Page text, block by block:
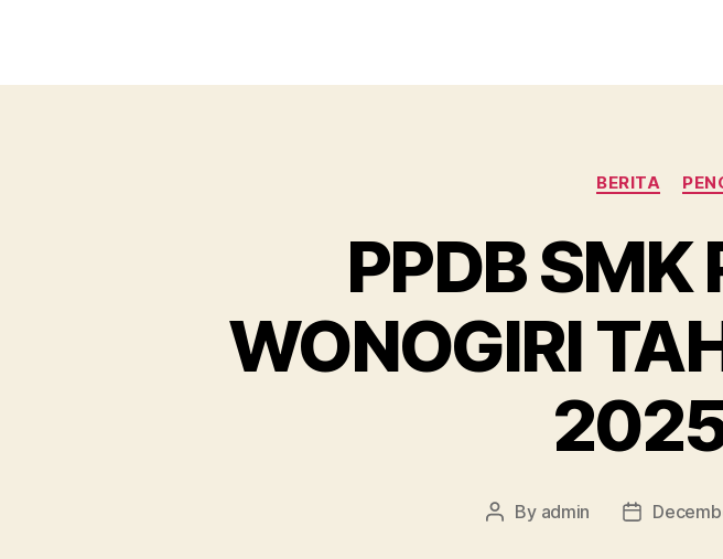
BERITA
PPDB SMK
WONOGIRI
By admin